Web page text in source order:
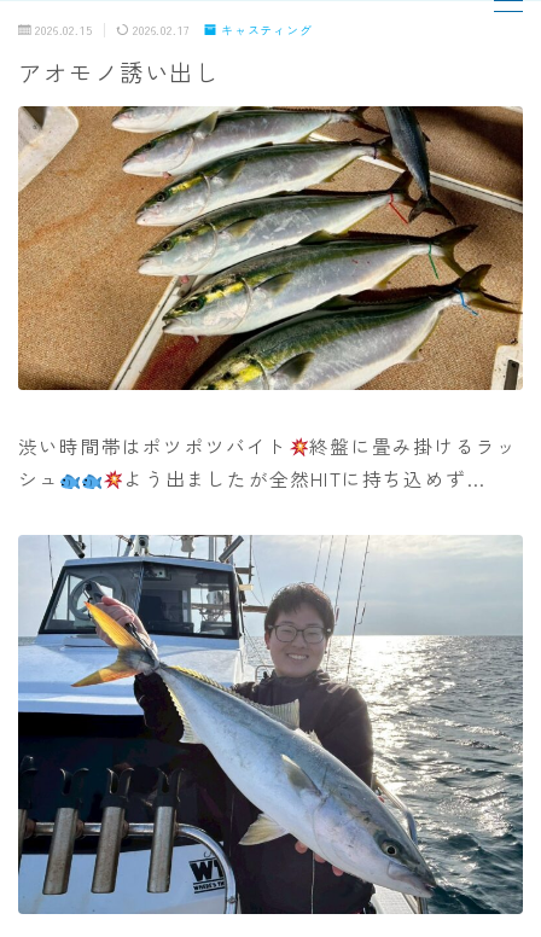
MENU
TOPページ
出船までの流れ
最新釣果
船の紹介
乗船料金
2026.02.15 2026.02.17 キャスティング
アオモノ誘い出し
渋い時間帯はポツポツバイト
終盤に畳み掛けるラッ
シュ
よう出ましたが全然HITに持ち込めず…